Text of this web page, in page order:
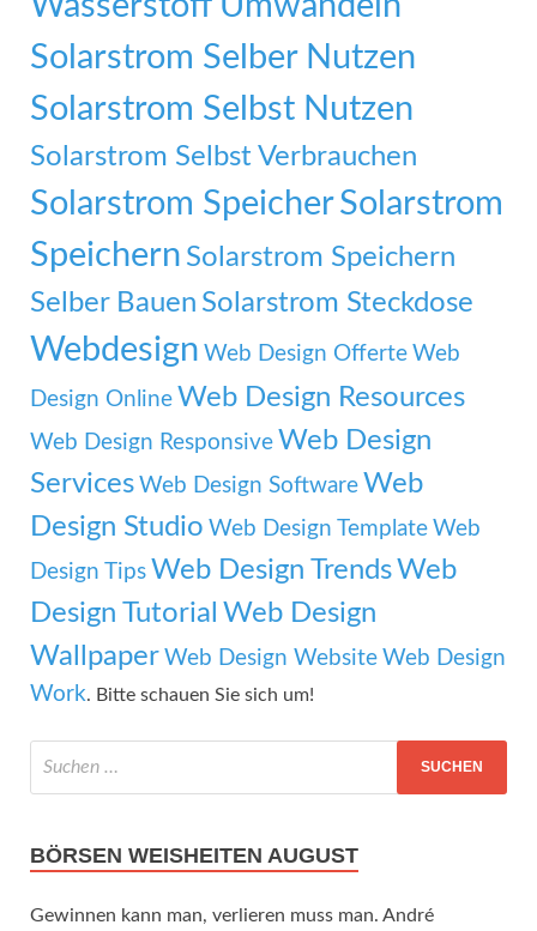
Solarstrom Selber Nutzen
Solarstrom Selbst Nutzen
Solarstrom Selbst Verbrauchen
Solarstrom SpeicherSolarstrom
Speichern Solarstrom Speichern
Selber Bauen Solarstrom Steckdose
Webdesign Web Design Offerte Web
Design Online Web Design Resources
Web Design Responsive Web Design
Services Web Design Software Web
Design Studio Web Design Template Web
Design Tips Web Design TrendsWeb
Design Tutorial Web Design
Wallpaper Web Design Website Web Design
Work. Bitte schauen Sie sich um!
BÖRSEN WEISHEITEN AUGUST
Gewinnen kann man, verlieren muss man. André